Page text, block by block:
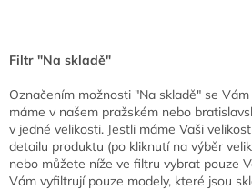
Filtr "Na skladě"
Označením možnosti "Na skladě" se
máme v našem pražském nebo
v jedné velikosti. Jestli máme Vaši
detailu produktu (po kliknutí na výběr
nebo můžete níže ve filtru vybrat pouze
Vám vyfiltrují pouze modely, které jsou